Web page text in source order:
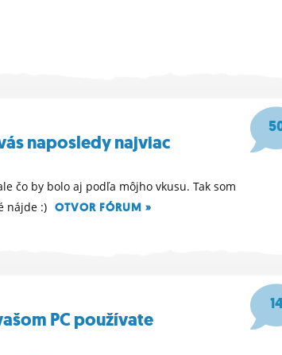
naposledy najviac
čo by bolo aj podľa môjho vkusu. Tak som
nájde :) OTVOR FÓRUM »
PC používate